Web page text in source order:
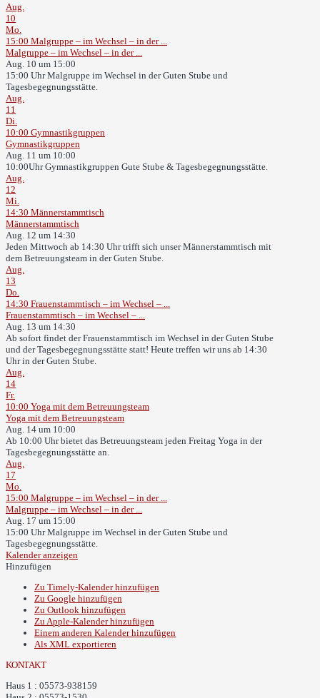
Aug.
10
Mo.
15:00 Malgruppe – im Wechsel – in der ...
Malgruppe – im Wechsel – in der ...
Aug. 10 um 15:00
15:00 Uhr Malgruppe im Wechsel in der Guten Stube und
Tagesbegegnungsstätte.
Aug.
11
Di.
10:00 Gymnastikgruppen
Gymnastikgruppen
Aug. 11 um 10:00
10:00Uhr Gymnastikgruppen Gute Stube & Tagesbegegnungsstätte.
Aug.
12
Mi.
14:30 Männerstammtisch
Männerstammtisch
Aug. 12 um 14:30
Jeden Mittwoch ab 14:30 Uhr trifft sich unser Männerstammtisch mit
dem Betreuungsteam in der Guten Stube.
Aug.
13
Do.
14:30 Frauenstammtisch – im Wechsel – ...
Frauenstammtisch – im Wechsel – ...
Aug. 13 um 14:30
Ab sofort findet der Frauenstammtisch im Wechsel in der Guten Stube
und der Tagesbegegnungsstätte statt! Heute treffen wir uns ab 14:30
Uhr in der Guten Stube.
Aug.
14
Fr.
10:00 Yoga mit dem Betreuungsteam
Yoga mit dem Betreuungsteam
Aug. 14 um 10:00
Ab 10:00 Uhr bietet das Betreuungsteam jeden Freitag Yoga in der
Tagesbegegnungsstätte an.
Aug.
17
Mo.
15:00 Malgruppe – im Wechsel – in der ...
Malgruppe – im Wechsel – in der ...
Aug. 17 um 15:00
15:00 Uhr Malgruppe im Wechsel in der Guten Stube und
Tagesbegegnungsstätte.
Kalender anzeigen
Hinzufügen
Zu Timely-Kalender hinzufügen
Zu Google hinzufügen
Zu Outlook hinzufügen
Zu Apple-Kalender hinzufügen
Einem anderen Kalender hinzufügen
Als XML exportieren
KONTAKT
Haus 1 : 05573-938159